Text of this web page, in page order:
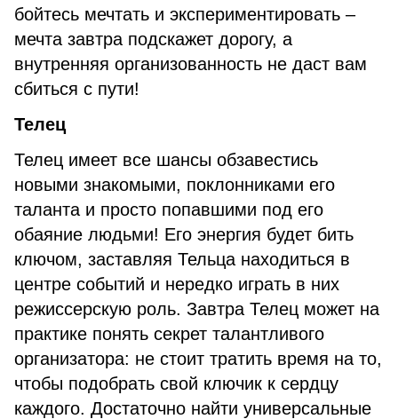
бойтесь мечтать и экспериментировать –
мечта завтра подскажет дорогу, а
внутренняя организованность не даст вам
сбиться с пути!
Телец
Телец имеет все шансы обзавестись
новыми знакомыми, поклонниками его
таланта и просто попавшими под его
обаяние людьми! Его энергия будет бить
ключом, заставляя Тельца находиться в
центре событий и нередко играть в них
режиссерскую роль. Завтра Телец может на
практике понять секрет талантливого
организатора: не стоит тратить время на то,
чтобы подобрать свой ключик к сердцу
каждого. Достаточно найти универсальные